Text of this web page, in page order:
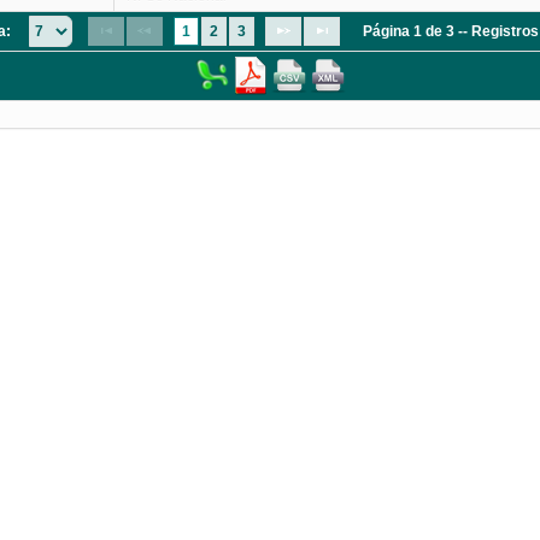
1 2 3 Página 1 de 3 --